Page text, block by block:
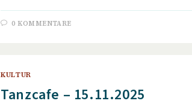
0 KOMMENTARE
KULTUR
Tanzcafe – 15.11.2025